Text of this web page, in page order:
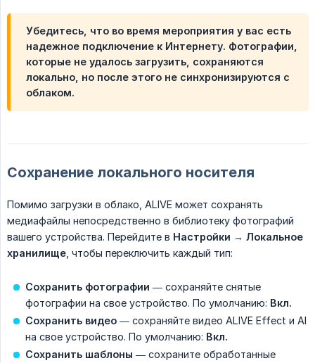
Убедитесь, что во время мероприятия у вас есть
надежное подключение к Интернету. Фотографии,
которые не удалось загрузить, сохраняются
локально, но после этого не синхронизируются с
облаком.
Сохранение локального носителя
Помимо загрузки в облако, ALIVE может сохранять
медиафайлы непосредственно в библиотеку фотографий
вашего устройства. Перейдите в Настройки → Локальное
хранилище , чтобы переключить каждый тип:
Сохранить фотографии — сохраняйте снятые
фотографии на свое устройство. По умолчанию: Вкл.
Сохранить видео — сохраняйте видео ALIVE Effect и AI
на свое устройство. По умолчанию: Вкл.
Сохранить шаблоны — сохраните обработанные